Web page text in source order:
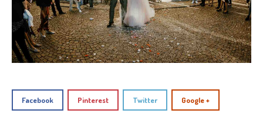
Facebook Pinterest Twitter Google +